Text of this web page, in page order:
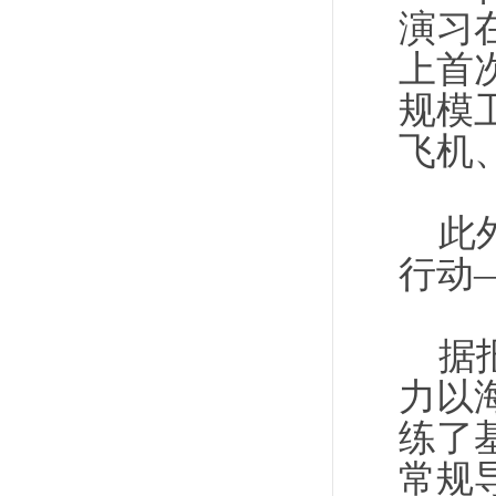
演习
上
规模
飞机
此
行动
据
力以
练了
常规